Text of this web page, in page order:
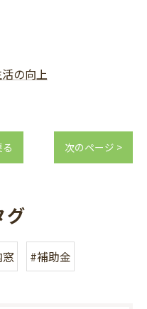
の向上
次のページ >
グ
#補助金